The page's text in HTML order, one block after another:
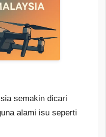
semakin dicari
alami isu seperti